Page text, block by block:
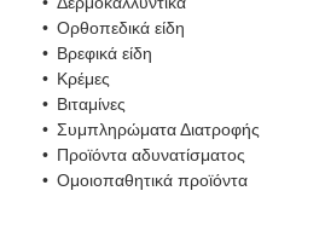
Ορθοπεδικά είδη
Βρεφικά είδη
Κρέμες
Βιταμίνες
Συμπληρώματα Διατροφής
Προϊόντα αδυνατίσματος
Ομοιοπαθητικά προϊόντα